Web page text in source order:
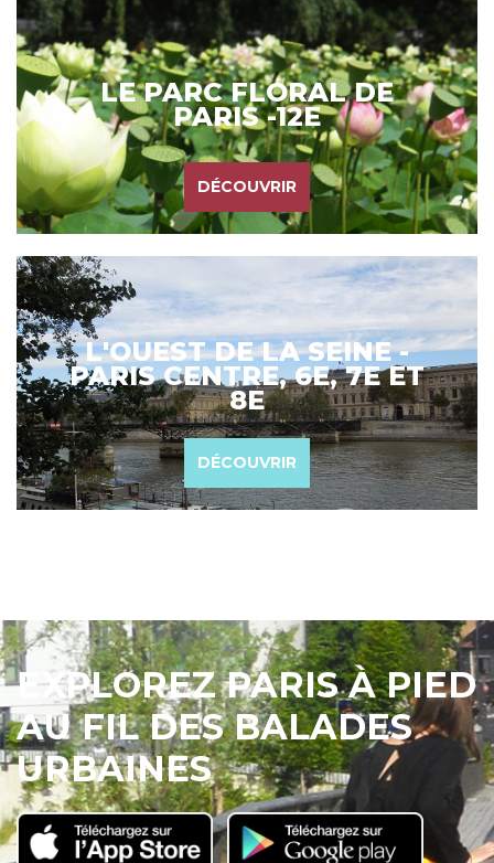
LE PARC FLORAL DE
PARIS -12E
DÉCOUVRIR
L'OUEST DE LA SEINE -
PARIS CENTRE, 6E, 7E ET
8E
DÉCOUVRIR
EXPLOREZ PARIS À PIED
AU FIL DES BALADES
URBAINES